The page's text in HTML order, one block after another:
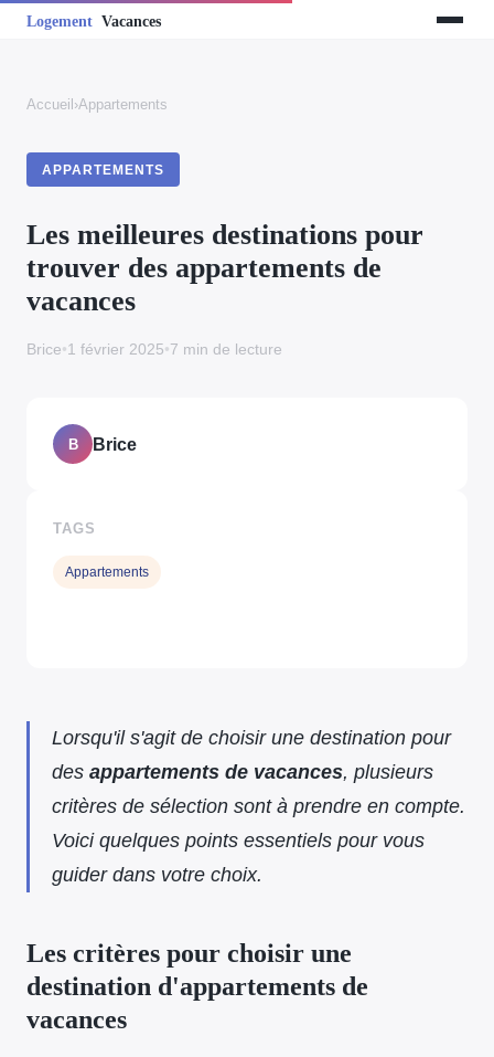
Accueil ›Appartements
APPARTEMENTS
Les meilleures destinations pour
trouver des appartements de
vacances
Brice•1 février 2025•7 min de lecture
Lorsqu'il s'agit de choisir une destination pour
des appartements de vacances, plusieurs
critères de sélection sont à prendre en compte.
Voici quelques points essentiels pour vous
guider dans votre choix.
Les critères pour choisir une
destination d'appartements de
vacances
B Brice
TAGS
Appartements